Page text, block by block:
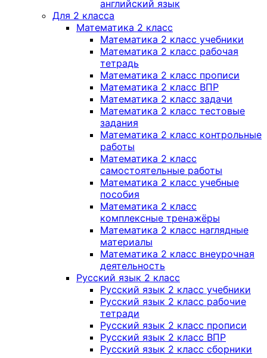
английский язык
Для 2 класса
Математика 2 класс
Математика 2 класс учебники
Математика 2 класс рабочая
тетрадь
Математика 2 класс прописи
Математика 2 класс ВПР
Математика 2 класс задачи
Математика 2 класс тестовые
задания
Математика 2 класс контрольные
работы
Математика 2 класс
самостоятельные работы
Математика 2 класс учебные
пособия
Математика 2 класс
комплексные тренажёры
Математика 2 класс наглядные
материалы
Математика 2 класс внеурочная
деятельность
Русский язык 2 класс
Русский язык 2 класс учебники
Русский язык 2 класс рабочие
тетради
Русский язык 2 класс прописи
Русский язык 2 класс ВПР
Русский язык 2 класс сборники